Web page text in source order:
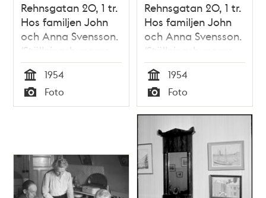
Rehnsgatan 20, 1 tr.
Hos familjen John
och Anna Svensson.
(Ställningsbyggare
John Svensson.)
Tid
1954
Typ
Foto
Rehnsgatan 20, 1 tr.
Hos familjen John
och Anna Svensson.
(Ställningsbyggare
John Svensson.)
Tid
1954
Typ
Foto